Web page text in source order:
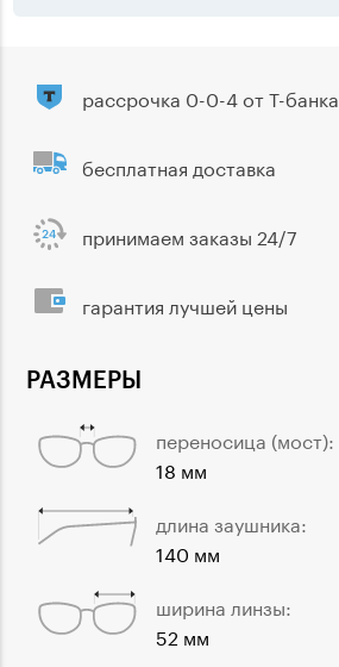
РАЗМЕРЫ
переносица (мост):
18 мм
длина заушника:
140 мм
ширина линзы:
52 мм
рассрочка 0-0-4 от Т-банка
бесплатная доставка
принимаем заказы 24/7
гарантия лучшей цены